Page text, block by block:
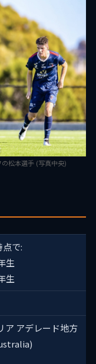
松本選手 (写真中央)
点で:
生
生
ア アデレード地方